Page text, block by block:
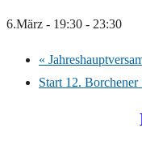
6.März - 19:30 - 23:30
«
Start 12.